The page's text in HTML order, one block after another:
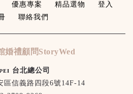
優惠專案 精品選物
登入
聯絡我們
婚禮顧問StoryWed
台北總公司
區信義路四段6號14F-14